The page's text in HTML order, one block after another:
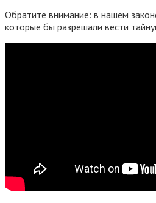
Обратите внимание: в нашем
которые бы разрешали вести